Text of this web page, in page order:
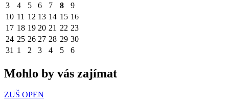
3
4 5 6 7 8
9
10 11 12 13 14 15 16
17 18 19 20 21 22 23
24 25 26 27 28 29 30
31 1 2 3 4 5 6
Mohlo by vás zajímat
ZUŠ OPEN